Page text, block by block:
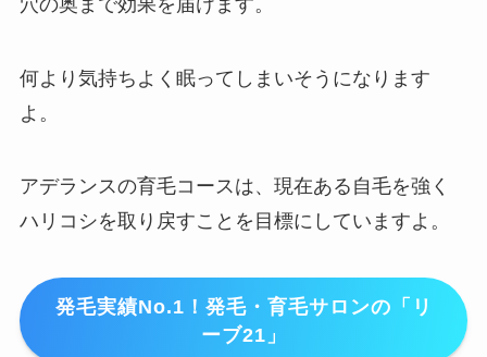
何より気持ちよく眠ってしまいそうになります
よ。
アデランスの育毛コースは、現在ある自毛を強く
ハリコシを取り戻すことを目標にしていますよ。
発毛実績No.1！発毛・育毛サロンの「リ
ーブ21」